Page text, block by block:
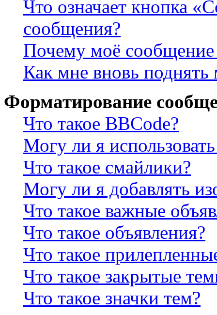
Что означает кнопка
сообщения?
Почему моё сообщение
Как мне вновь
Форматирование
Что такое BBCode?
Могу ли я
Что такое смайлики?
Могу ли я добавлять
Что такое важные
Что такое объявления?
Что такое
Что такое закрытые
Что такое значки тем?